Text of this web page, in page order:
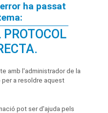
ha passat
PROTOCOL
amb l'administrador de la
a resoldre aquest
pot ser d'ajuda pels